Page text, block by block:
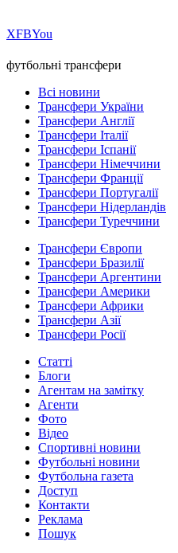
ХFBYou
футбольні трансфери
Всі новини
Трансфери України
Трансфери Англії
Трансфери Італії
Трансфери Іспанії
Трансфери Німеччини
Трансфери Франції
Трансфери Португалії
Трансфери Нідерландів
Трансфери Туреччини
Трансфери Європи
Трансфери Бразилії
Трансфери Аргентини
Трансфери Америки
Трансфери Африки
Трансфери Азії
Трансфери Росії
Статті
Блоги
Агентам на замітку
Агенти
Фото
Відео
Спортивні новини
Футбольні новини
Футбольна газета
Доступ
Контакти
Реклама
Пошук